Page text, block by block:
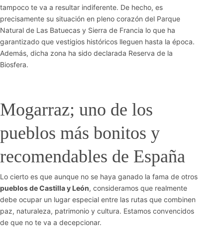
tampoco te va a resultar indiferente. De hecho, es
precisamente su situación en pleno corazón del Parque
Natural de Las Batuecas y Sierra de Francia lo que ha
garantizado que vestigios históricos lleguen hasta la época.
Además, dicha zona ha sido declarada Reserva de la
Biosfera.
Mogarraz; uno de los
pueblos más bonitos y
recomendables de España
Lo cierto es que aunque no se haya ganado la fama de otros
pueblos de Castilla y León, consideramos que realmente
debe ocupar un lugar especial entre las rutas que combinen
paz, naturaleza, patrimonio y cultura. Estamos convencidos
de que no te va a decepcionar.